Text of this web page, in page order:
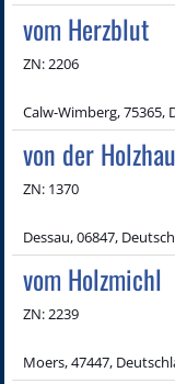
vom Herzblut
ZN: 2206
Calw-Wimberg, 75365,
von der
ZN: 1370
Dessau, 06847,
vom Holzmichl
ZN: 2239
Moers, 47447,